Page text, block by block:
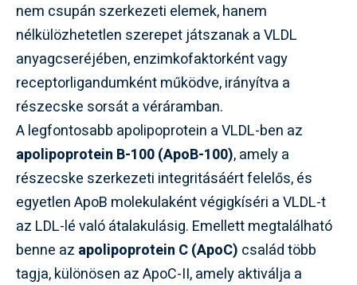
nem csupán szerkezeti elemek, hanem
nélkülözhetetlen szerepet játszanak a VLDL
anyagcseréjében, enzimkofaktorként vagy
receptorligandumként működve, irányítva a
részecske sorsát a véráramban.
A legfontosabb apolipoprotein a VLDL-ben az
apolipoprotein B-100 (ApoB-100), amely a
részecske szerkezeti integritásáért felelős, és
egyetlen ApoB molekulaként végigkíséri a VLDL-t
az LDL-lé való átalakulásig. Emellett megtalálható
benne az apolipoprotein C (ApoC) család több
tagja, különösen az ApoC-II, amely aktiválja a